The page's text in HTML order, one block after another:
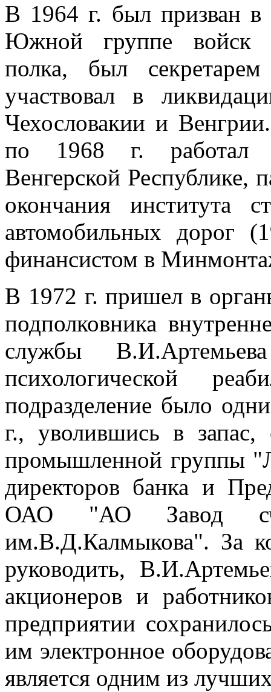
В 1964 г. был призван
Южной группе войск
полка, был секретарем
участвовал в
Чехословакии и
по 1968 г. работал
Венгерской Республике,
окончания института
автомобильных дорог
финансистом в
В 1972 г. пришел в
подполковника
службы
психологической
подразделение было
г., уволившись в запас,
промышленной группы
директоров банка и
ОАО "АО Завод
им.В.Д.Калмыкова". За
руководить,
акционеров и
предприятии
им электронное
является одним из